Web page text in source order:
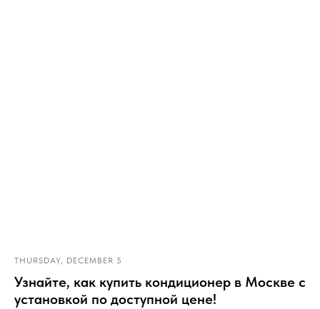
THURSDAY, DECEMBER 5
Узнайте, как купить кондиционер в Москве с
установкой по доступной цене!